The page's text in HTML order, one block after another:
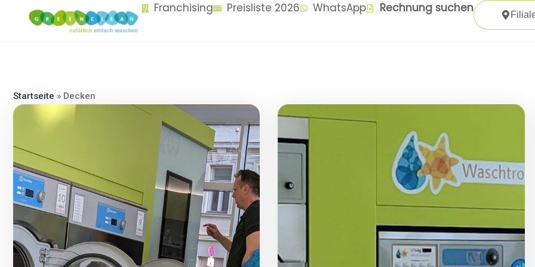
content Franchising Preisliste 2026 WhatsApp Rechnung suchen
Startseite » Decken